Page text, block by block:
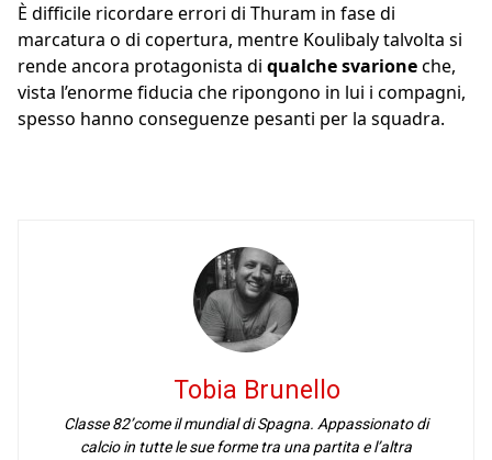
È difficile ricordare errori di Thuram in fase di
marcatura o di copertura, mentre Koulibaly talvolta si
rende ancora protagonista di qualche svarioneche,
vista l’enorme fiducia che ripongono in lui i compagni,
spesso hanno conseguenze pesanti per la squadra.
Tobia Brunello
Classe 82’come il mundial di Spagna. Appassionato di
calcio in tutte le sue forme tra una partita e l’altra